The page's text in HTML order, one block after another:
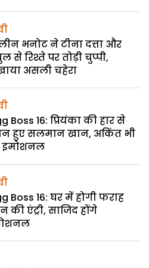
भनोट ने टीना दत्ता और
से रिश्ते पर तोड़ी चुप्पी,
असली चहेरा
Boss 16: प्रियंका की हार से
हुए सलमान खान, अकिंत भी
इमोशनल
Boss 16: घर में होगी फराह
की एंट्री, साजिद होंगे